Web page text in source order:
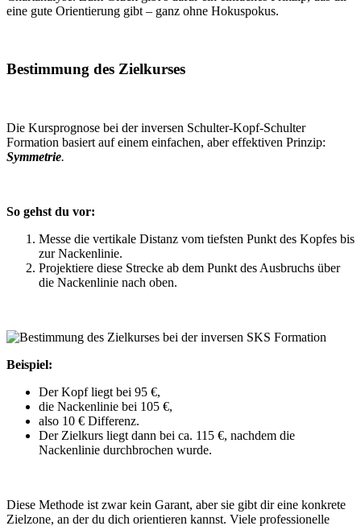
eine gute Orientierung gibt – ganz ohne Hokuspokus.
Bestimmung des Zielkurses
Die Kursprognose bei der inversen Schulter-Kopf-Schulter
Formation basiert auf einem einfachen, aber effektiven Prinzip:
Symmetrie.
So gehst du vor:
Messe die vertikale Distanz vom tiefsten Punkt des Kopfes bis
zur Nackenlinie.
Projektiere diese Strecke ab dem Punkt des Ausbruchs über
die Nackenlinie nach oben.
Beispiel:
Der Kopf liegt bei 95 €,
die Nackenlinie bei 105 €,
also 10 € Differenz.
Der Zielkurs liegt dann bei ca. 115 €, nachdem die
Nackenlinie durchbrochen wurde.
Diese Methode ist zwar kein Garant, aber sie gibt dir eine konkrete
Zielzone, an der du dich orientieren kannst. Viele professionelle